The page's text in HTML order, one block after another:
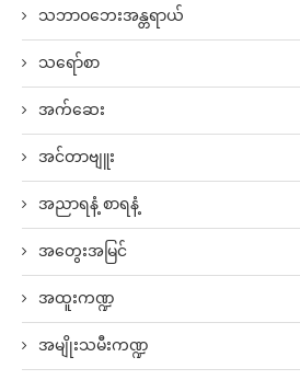
သဘာဝဘေးအန္တရာယ်
သရော်စာ
အက်ဆေး
အင်တာဗျူး
အညာရနံ့ စာရနံ့
အတွေးအမြင်
အထူးကဏ္ဍ
အမျိုးသမီးကဏ္ဍ